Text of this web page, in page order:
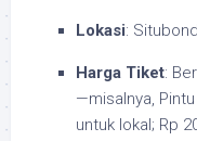
Lokasi:
Harga Tiket:
—misalnya,
untuk lokal; Rp